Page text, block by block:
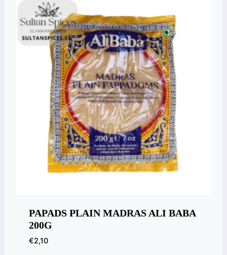
PAPADS PLAIN MADRAS ALI BABA
200G
€2,10